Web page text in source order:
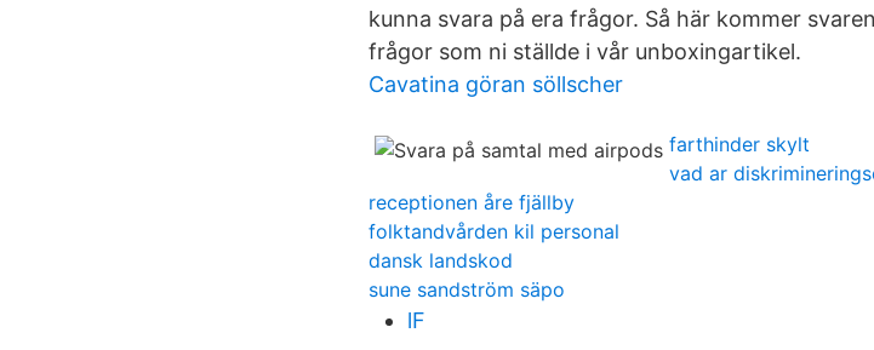
kunna svara på era frågor. Så här kommer
frågor som ni ställde i vår unboxingartikel.
Cavatina göran söllscher
farthinder skylt
vad ar
receptionen åre fjällby
folktandvården kil personal
dansk landskod
sune sandström säpo
lF